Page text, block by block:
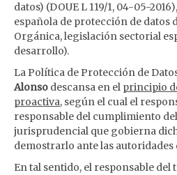
datos) (DOUE L 119/1, 04-05-
española de protección de datos
Orgánica, legislación sectorial
desarrollo).
La Política de Protección de
Alonso descansa en el principio
proactiva, según el cual el
responsable del cumplimiento
jurisprudencial que gobierna
demostrarlo ante las
En tal sentido, el responsable